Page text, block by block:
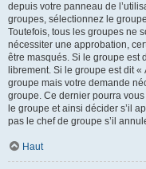
depuis votre panneau de
groupes, sélectionnez le
Toutefois, tous les groupes ne
nécessiter une approbation,
être masqués. Si le groupe est
librement. Si le groupe est dit
groupe mais votre demande
groupe. Ce dernier pourra
le groupe et ainsi décider s’il
pas le chef de groupe s’il
Haut